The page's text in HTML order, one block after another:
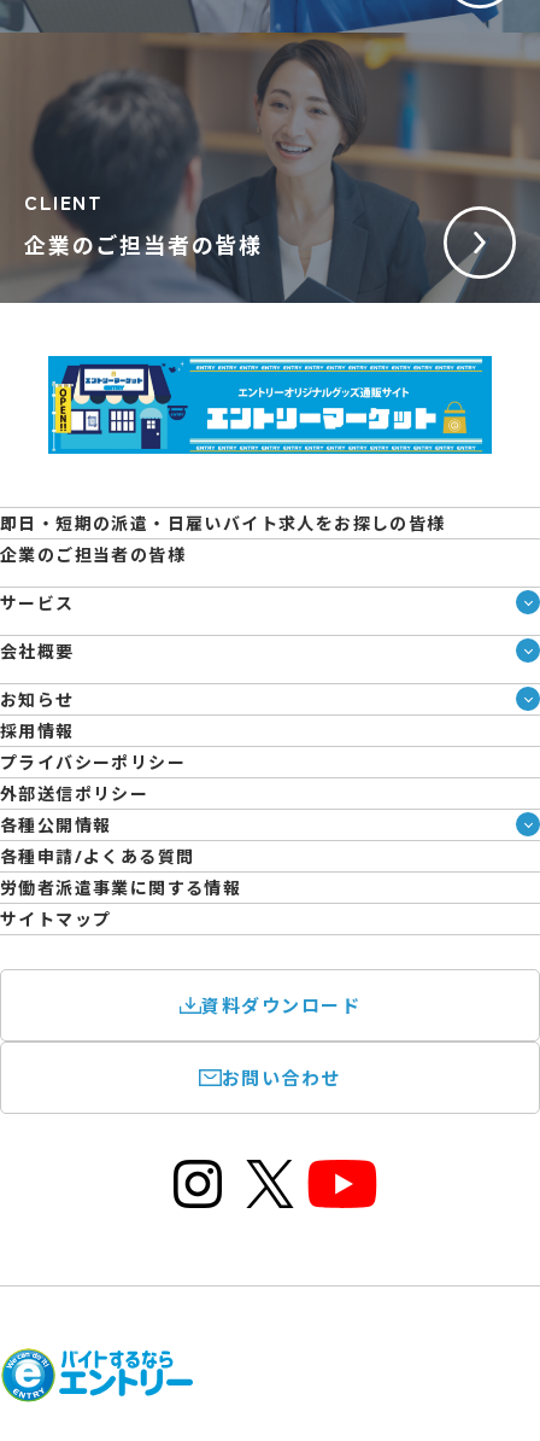
企業のご担当者の皆様
CLIENT
即日・短期の派遣・日雇いバイト求人をお探しの皆様
企業のご担当者の皆様
サービス
サービス一覧
即日・単発のバイト探しは「スマジョブ」
シェアジョブ農業
エントリーマーケット
会社概要
会社概要
メディア情報
人材派遣について
コーポレートガバナンス
拠点一覧
日雇派遣の原則禁止について
エントリーのサポートについて
お知らせ
ブログ
企業様向けお役立ちブログ
採用情報
プライバシーポリシー
外部送信ポリシー
各種公開情報
ハラスメント防止・対策方針
育児休業取得率および職場復帰率報告書
各種申請/よくある質問
労働者派遣事業に関する情報
サイトマップ
資料ダウンロード
お問い合わせ